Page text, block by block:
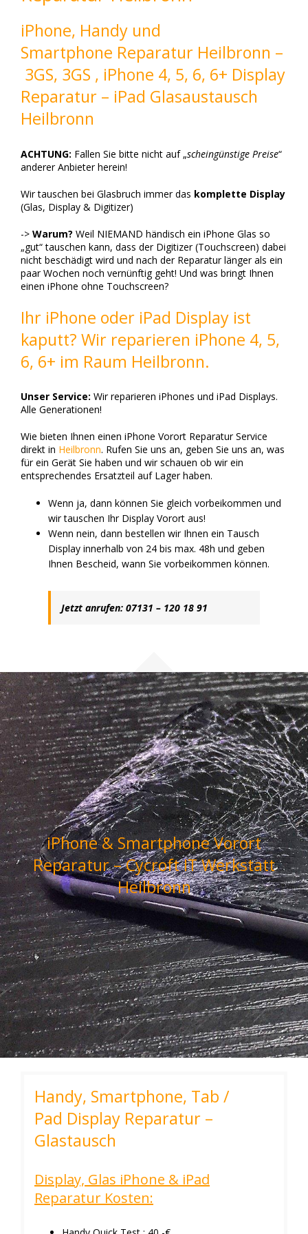
iPhone, Handy und
Smartphone Reparatur Heilbronn –
3GS, 3GS , iPhone 4, 5, 6, 6+ Display
Reparatur – iPad Glasaustausch
Heilbronn
ACHTUNG: Fallen Sie bitte nicht auf „scheingünstige Preise“
anderer Anbieter herein!
Wir tauschen bei Glasbruch immer das komplette Display
(Glas, Display & Digitizer)
-> Warum? Weil NIEMAND händisch ein iPhone Glas so
„gut“ tauschen kann, dass der Digitizer (Touchscreen) dabei
nicht beschädigt wird und nach der Reparatur länger als ein
paar Wochen noch vernünftig geht! Und was bringt Ihnen
einen iPhone ohne Touchscreen?
Ihr iPhone oder iPad Display ist
kaputt? Wir reparieren iPhone 4, 5,
6, 6+ im Raum Heilbronn.
Unser Service: Wir reparieren iPhones und iPad Displays.
Alle Generationen!
Wie bieten Ihnen einen iPhone Vorort Reparatur Service
direkt in Heilbronn. Rufen Sie uns an, geben Sie uns an, was
für ein Gerät Sie haben und wir schauen ob wir ein
entsprechendes Ersatzteil auf Lager haben.
Wenn ja, dann können Sie gleich vorbeikommen und
wir tauschen Ihr Display Vorort aus!
Wenn nein, dann bestellen wir Ihnen ein Tausch
Display innerhalb von 24 bis max. 48h und geben
Ihnen Bescheid, wann Sie vorbeikommen können.
Jetzt anrufen: 07131 – 120 18 91
iPhone & Smartphone Vorort
Reparatur – Cycroft IT Werkstatt
Heilbronn
Handy, Smartphone, Tab /
Pad Display Reparatur –
Glastausch
Display, Glas iPhone & iPad
Reparatur Kosten: